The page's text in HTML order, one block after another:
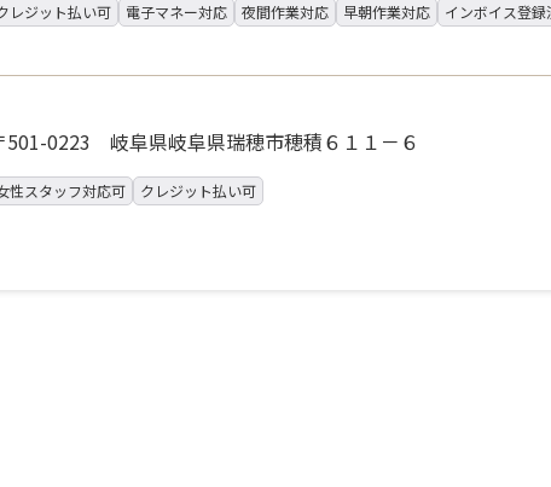
レジット払い可 電子マネー対応 夜間作業対応 早朝作業対応 インボイス登録
501-0223 岐阜県岐阜県瑞穂市穂積６１１－６
性スタッフ対応可 クレジット払い可